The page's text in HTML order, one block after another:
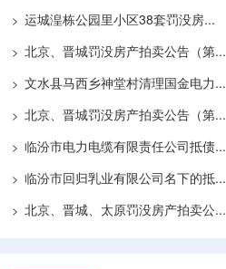
> 运城湟栋公园里小区38套罚没房...
> 北京、晋城罚没房产拍卖公告（第...
> 文水县马西乡神堂村清理国金电力...
> 北京、晋城罚没房产拍卖公告（第...
> 临汾市电力电缆有限责任公司抵债...
> 临汾市回归乳业有限公司名下的抵...
> 北京、晋城、太原罚没房产拍卖公...